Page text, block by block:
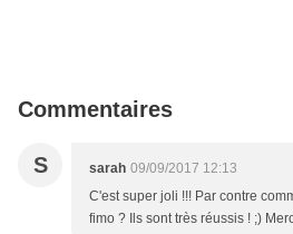
Commentaires
S sarah 09/09/2017 12:13
C'est super joli !!! Par contre
fimo ? Ils sont très réussis ! ;)